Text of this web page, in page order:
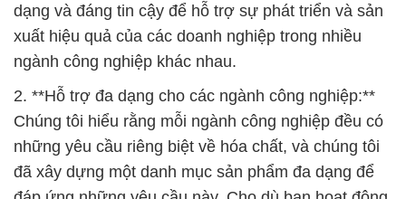
Chúng tôi hiểu rằng mỗi ngành công nghiệp đều có
những yêu cầu riêng biệt về hóa chất, và chúng tôi
đã xây dựng một danh mục sản phẩm đa dạng để
đáp ứng những yêu cầu này. Cho dù bạn hoạt động
trong lĩnh vực chế biến thực phẩm, sản xuất dược
phẩm, sản xuất dầu khí, hay bất kỳ ngành công
nghiệp nào khác, chúng tôi có những giải pháp hóa
chất phù hợp để giúp bạn đạt được mục tiêu sản